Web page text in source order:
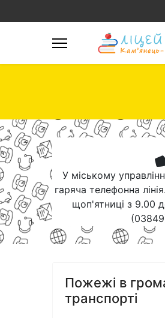
У міському
гаряча телефонна
щоп'ятниці з 9.00
Пожежі в
транспорті